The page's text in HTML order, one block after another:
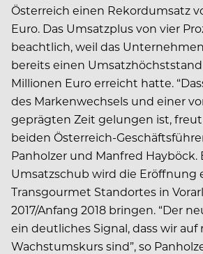
Österreich einen Rekordumsatz
Euro. Das Umsatzplus von vier
beachtlich, weil das
bereits einen
Millionen Euro erreicht hatte.
des Markenwechsels und einer
geprägten Zeit gelungen ist, freut
beiden Österreich-
Panholzer und Manfred Hayböck.
Umsatzschub wird die Eröffnung
Transgourmet Standortes in
2017/Anfang 2018 bringen. “Der
ein deutliches Signal, dass wir auf
Wachstumskurs sind”, so